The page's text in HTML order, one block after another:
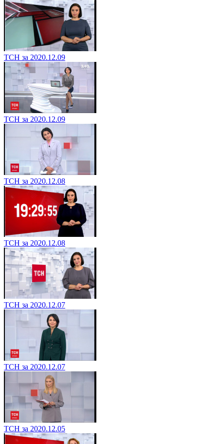
ТСН за 2020.12.09
ТСН за 2020.12.09
ТСН за 2020.12.08
ТСН за 2020.12.08
ТСН за 2020.12.07
ТСН за 2020.12.07
ТСН за 2020.12.05